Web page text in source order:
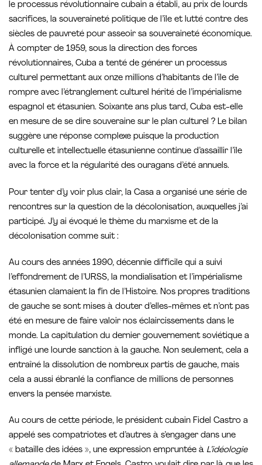
le processus révolutionnaire cubain a établi, au prix de lourds
sacrifices, la souveraineté politique de l’île et lutté contre des
siècles de pauvreté pour asseoir sa souveraineté économique.
À compter de 1959, sous la direction des forces
révolutionnaires, Cuba a tenté de générer un processus
culturel permettant aux onze millions d’habitants de l’île de
rompre avec l’étranglement culturel hérité de l’impérialisme
espagnol et étasunien. Soixante ans plus tard, Cuba est-elle
en mesure de se dire souveraine sur le plan culturel ? Le bilan
suggère une réponse complexe puisque la production
culturelle et intellectuelle étasunienne continue d’assaillir l’île
avec la force et la régularité des ouragans d’été annuels.
Pour tenter d’y voir plus clair, la Casa a organisé une série de
rencontres sur la question de la décolonisation, auxquelles j’ai
participé. J’y ai évoqué le thème du marxisme et de la
décolonisation comme suit :
Au cours des années 1990, décennie difficile qui a suivi
l’effondrement de l’URSS, la mondialisation et l’impérialisme
étasunien clamaient la fin de l’Histoire. Nos propres traditions
de gauche se sont mises à douter d’elles-mêmes et n’ont pas
été en mesure de faire valoir nos éclaircissements dans le
monde. La capitulation du dernier gouvernement soviétique a
infligé une lourde sanction à la gauche. Non seulement, cela a
entraîné la dissolution de nombreux partis de gauche, mais
cela a aussi ébranlé la confiance de millions de personnes
envers la pensée marxiste.
Au cours de cette période, le président cubain Fidel Castro a
appelé ses compatriotes et d’autres à s’engager dans une
« bataille des idées », une expression empruntée à L’idéologie